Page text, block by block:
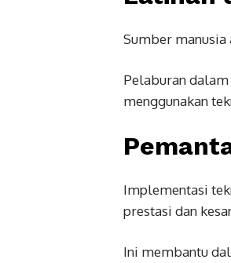
Sumber
Pelaburan
menggunakan
Implementasi
prestasi dan
Ini membantu